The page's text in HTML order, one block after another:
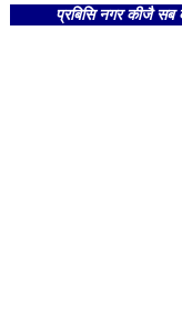
प्रबिसि नगर कीजै सब काजा